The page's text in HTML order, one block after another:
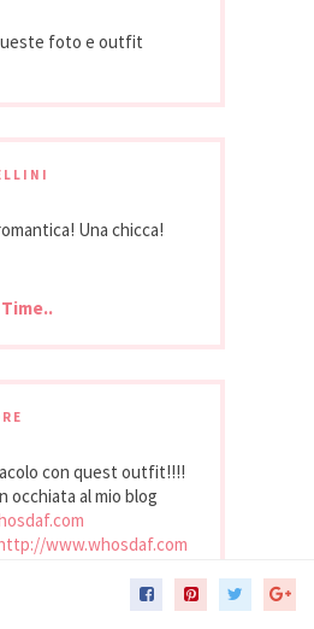
foto e outfit
Una chicca!
con quest outfit!!!!
occhiata al mio blog
www.whosdaf.com